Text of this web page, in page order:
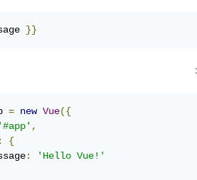
}}
= new Vue({
'#app' ,
:
{
:
'Hello Vue!'